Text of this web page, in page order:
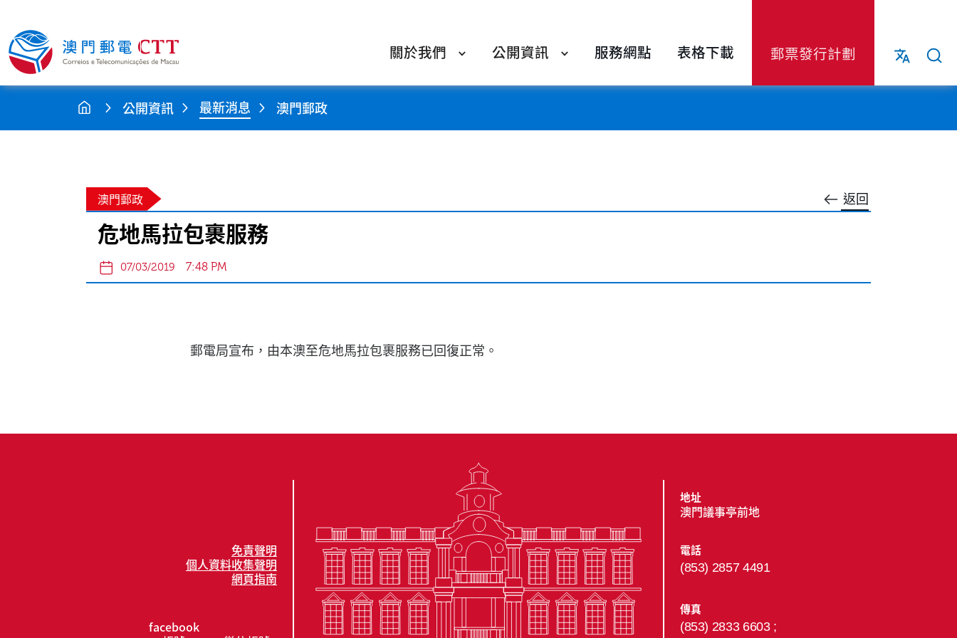
關於我們 公開資訊 服務網點 表格下載 郵票發行計劃
公開資訊 最新消息 澳門郵政
返回
澳門郵政
危地馬拉包裹服務
07/03/2019 7:48 PM
郵電局宣布，由本澳至危地馬拉包裹服務已回復正常。
免責聲明
個人資料收集聲明
網頁指南
facebook
地址
澳門議事亭前地
電話
(853) 2857 4491
傳真
(853) 2833 6603 ;